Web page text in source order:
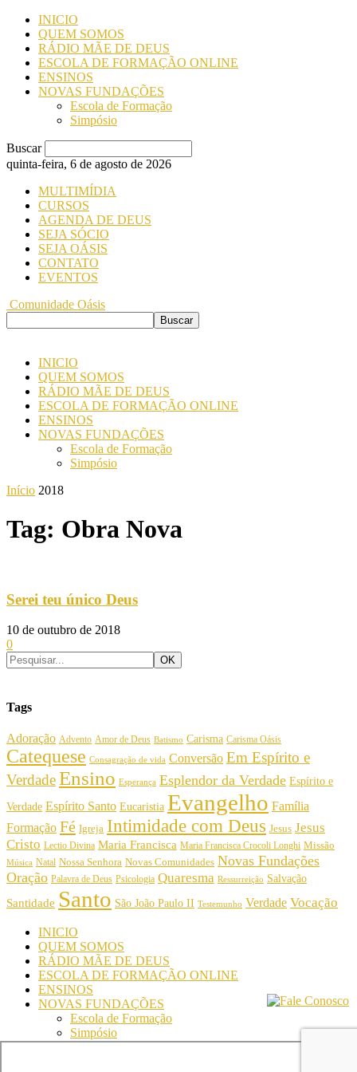
INICIO
QUEM SOMOS
RÁDIO MÃE DE DEUS
ESCOLA DE FORMAÇÃO ONLINE
ENSINOS
NOVAS FUNDAÇÕES
Escola de Formação
Simpósio
Buscar
quinta-feira, 6 de agosto de 2026
MULTIMÍDIA
CURSOS
AGENDA DE DEUS
SEJA SÓCIO
SEJA OÁSIS
CONTATO
EVENTOS
Comunidade Oásis
INICIO
QUEM SOMOS
RÁDIO MÃE DE DEUS
ESCOLA DE FORMAÇÃO ONLINE
ENSINOS
NOVAS FUNDAÇÕES
Escola de Formação
Simpósio
Início 2018
Tag: Obra Nova
Serei teu único Deus
10 de outubro de 2018
0
Tags
Adoração Advento Amor de Deus Batismo Carisma Carisma Oásis
Catequese Consagração de vida Conversão Em Espírito e
VerdadeEnsino Esperança Esplendor da Verdade Espírito e
Verdade Espírito Santo Eucaristia Evangelho Família
Formação Fé Igreja Intimidade com Deus Jesus Jesus
Cristo Lectio Divina Maria Francisca Maria Francisca Crocoli Longhi Missão
Música Natal Nossa Senhora Novas Comunidades Novas Fundações
Oração Palavra de Deus Psicologia Quaresma Ressurreição Salvação
Santidade Santo São João Paulo II Testemunho Verdade Vocação
INICIO
QUEM SOMOS
RÁDIO MÃE DE DEUS
ESCOLA DE FORMAÇÃO ONLINE
ENSINOS
NOVAS FUNDAÇÕES
Escola de Formação
Simpósio